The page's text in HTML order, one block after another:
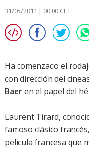
31/05/2011 | 00:00 CET
Ha comenzado el
con dirección del
Baeren el papel del
Laurent Tirard,
famoso clásico francés,
película francesa que